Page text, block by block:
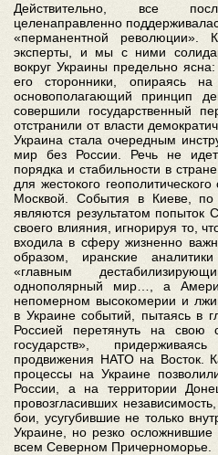
Действительно, все
целенаправленно
«перманентной революции».
эксперты, и мы с ними
вокруг Украины предельно
его сторонники, опираясь
основополагающий принцип
совершили государственный
отстранили от власти
Украина стала очередным
мир без России. Речь не идет
порядка и стабильности в
для жестокого
Москвой. События в Киеве, по
являются результатом
своего влияния, игнорируя то,
входила в сферу жизненно
образом, иранские
«главным
однополярный мир…, а
непомерном высокомерии и
в Украине событий, пытаясь в
Россией перетянуть на свою
государств»,
продвижения НАТО на Восток.
процессы на Украине
России, а на территории
провозгласивших
бои, усугубившие не только
Украине, но резко
всем Северном Причерноморье.